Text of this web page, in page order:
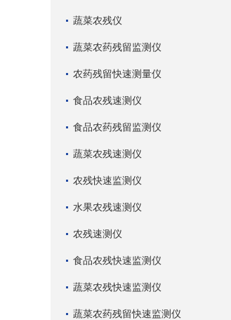
蔬菜农残仪
蔬菜农药残留监测仪
农药残留快速测量仪
食品农残速测仪
食品农药残留监测仪
蔬菜农残速测仪
农残快速监测仪
水果农残速测仪
农残速测仪
食品农残快速监测仪
蔬菜农残快速监测仪
蔬菜农药残留快速监测仪